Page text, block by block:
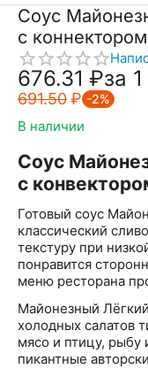
Соус
с
676.31 ₽за
691.50₽ -2%
В наличии
Соус
с
Готовый соус
классический
текстуру при
понравится
меню ресторана
Майонезный
холодных салатов
мясо и птицу, рыбу
пикантные